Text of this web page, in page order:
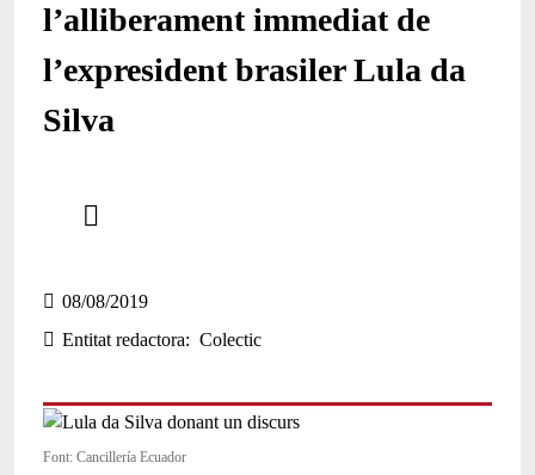
l’alliberament immediat de
l’expresident brasiler Lula da
Silva
08/08/2019
Entitat redactora
Colectic
Font: Cancillería Ecuador